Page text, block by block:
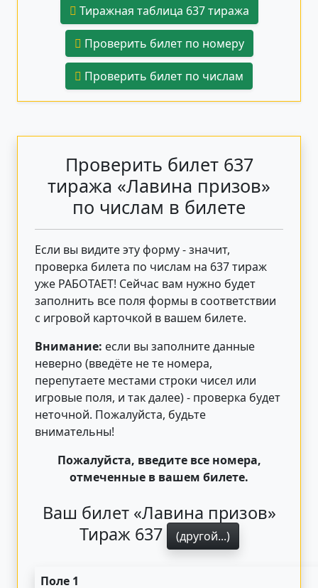
Тиражная таблица 637 тиража
Проверить билет по номеру
Проверить билет по числам
Проверить билет 637
тиража «Лавина призов»
по числам в билете
Если вы видите эту форму - значит,
проверка билета по числам на 637 тираж
уже РАБОТАЕТ! Сейчас вам нужно будет
заполнить все поля формы в соответствии
с игровой карточкой в вашем билете.
Внимание: если вы заполните данные
неверно (введёте не те номера,
перепутаете местами строки чисел или
игровые поля, и так далее) - проверка будет
неточной. Пожалуйста, будьте
внимательны!
Пожалуйста, введите все номера,
отмеченные в вашем билете.
Ваш билет «Лавина призов»
Тираж 637
(другой...)
Поле 1